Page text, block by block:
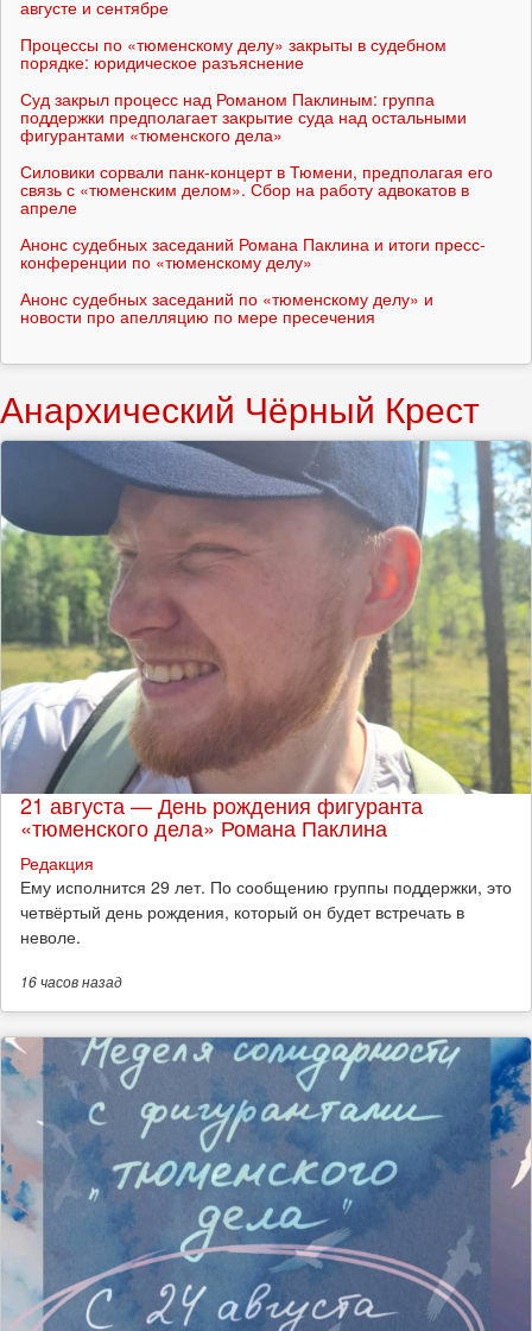
августе и сентябре
Процессы по «тюменскому делу» закрыты в судебном
порядке: юридическое разъяснение
Суд закрыл процесс над Романом Паклиным: группа
поддержки предполагает закрытие суда над остальными
фигурантами «тюменского дела»
Силовики сорвали панк-концерт в Тюмени, предполагая его
связь с «тюменским делом». Сбор на работу адвокатов в
апреле
Анонс судебных заседаний Романа Паклина и итоги пресс-
конференции по «тюменскому делу»
Анонс судебных заседаний по «тюменскому делу» и
новости про апелляцию по мере пресечения
Анархический Чёрный Крест
21 августа — День рождения фигуранта
«тюменского дела» Романа Паклина
Редакция
Ему исполнится 29 лет. По сообщению группы поддержки, это
четвёртый день рождения, который он будет встречать в
неволе.
16 часовназад